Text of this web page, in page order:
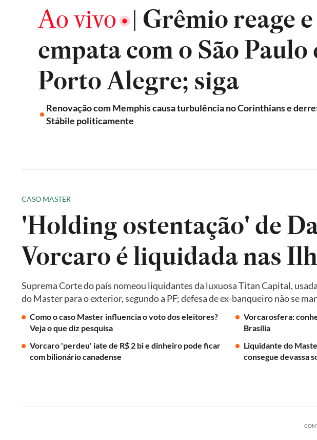
Ao vivo | Grêmio reage e
empata com o São Paulo
Porto Alegre; siga
Renovação com Memphis causa turbulência no Corinthians e
Stábile politicamente
CASO MASTER
'Holding ostentação' de
Vorcaro é liquidada nas
Suprema Corte do país nomeou liquidantes da luxuosa Titan Capital,
do Master para o exterior, segundo a PF; defesa de ex-banqueiro não se
Como o caso Master influencia o voto dos eleitores?
Veja o que diz pesquisa
Vorcarosfera:
Brasília
Vorcaro 'perdeu' iate de R$ 2 bi e dinheiro pode ficar
com bilionário canadense
Liquidante do
consegue devassa